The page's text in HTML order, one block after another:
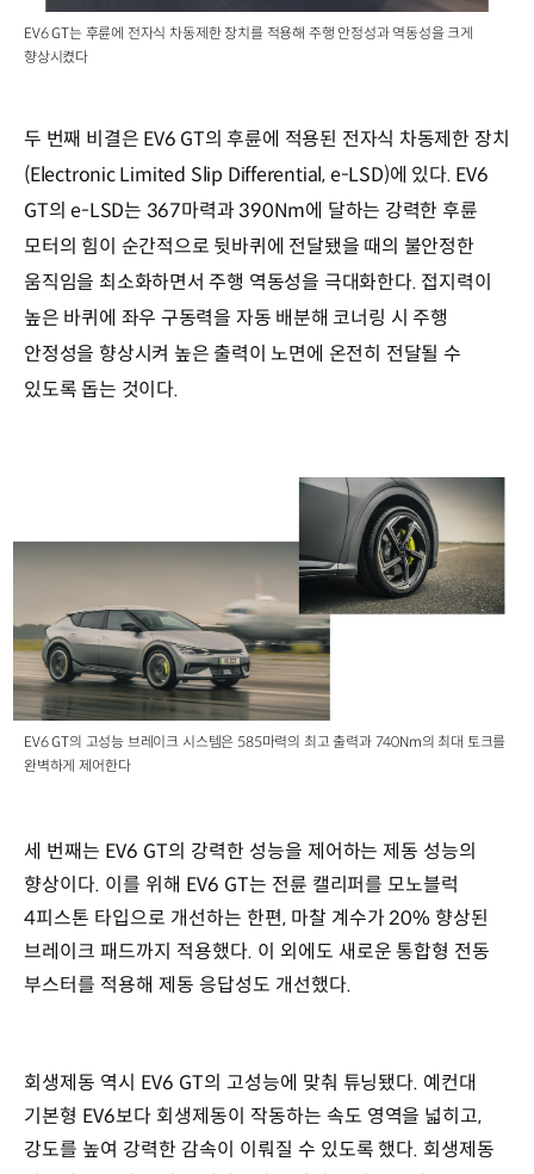
EV6 GT는 후륜에 전자식 차동제한 장치를 적용해 주행 안정성과 역동성을 크게
향상시켰다
두 번째 비결은 EV6 GT의 후륜에 적용된 전자식 차동제한 장치
(Electronic Limited Slip Differential, e-LSD)에 있다. EV6
GT의 e-LSD는 367마력과 390Nm에 달하는 강력한 후륜
모터의 힘이 순간적으로 뒷바퀴에 전달됐을 때의 불안정한
움직임을 최소화하면서 주행 역동성을 극대화한다. 접지력이
높은 바퀴에 좌우 구동력을 자동 배분해 코너링 시 주행
안정성을 향상시켜 높은 출력이 노면에 온전히 전달될 수
있도록 돕는 것이다.
EV6 GT의 고성능 브레이크 시스템은 585마력의 최고 출력과 740Nm의 최대 토크를
완벽하게 제어한다
세 번째는 EV6 GT의 강력한 성능을 제어하는 제동 성능의
향상이다. 이를 위해 EV6 GT는 전륜 캘리퍼를 모노블럭
4피스톤 타입으로 개선하는 한편, 마찰 계수가 20% 향상된
브레이크 패드까지 적용했다. 이 외에도 새로운 통합형 전동
부스터를 적용해 제동 응답성도 개선했다.
회생제동 역시 EV6 GT의 고성능에 맞춰 튜닝됐다. 예컨대
기본형 EV6보다 회생제동이 작동하는 속도 영역을 넓히고,
강도를 높여 강력한 감속이 이뤄질 수 있도록 했다. 회생제동